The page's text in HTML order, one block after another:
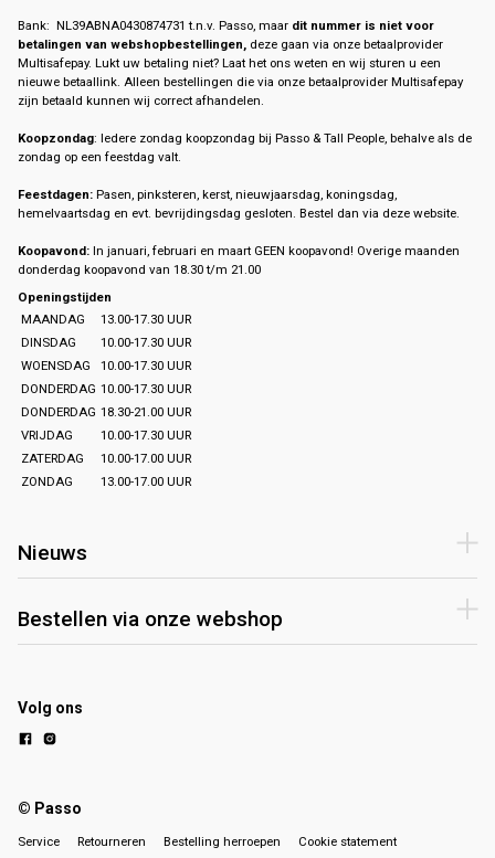
Bank: NL39ABNA0430874731 t.n.v. Passo, maar dit nummer is niet voor
betalingen van webshopbestellingen, deze gaan via onze betaalprovider
Multisafepay. Lukt uw betaling niet? Laat het ons weten en wij sturen u een
nieuwe betaallink. Alleen bestellingen die via onze betaalprovider Multisafepay
zijn betaald kunnen wij correct afhandelen.
Koopzondag: Iedere zondag koopzondag bij Passo & Tall People, behalve als de
zondag op een feestdag valt.
Feestdagen: Pasen, pinksteren, kerst, nieuwjaarsdag, koningsdag,
hemelvaartsdag en evt. bevrijdingsdag gesloten. Bestel dan via deze website.
Koopavond: In januari, februari en maart GEEN koopavond! Overige maanden
donderdag koopavond van 18.30 t/m 21.00
Openingstijden
MAANDAG
13.00-17.30 UUR
DINSDAG
10.00-17.30 UUR
WOENSDAG
10.00-17.30 UUR
DONDERDAG 10.00-17.30 UUR
DONDERDAG 18.30-21.00 UUR
VRIJDAG
10.00-17.30 UUR
ZATERDAG
10.00-17.00 UUR
ZONDAG
13.00-17.00 UUR
Nieuws
Bestellen via onze webshop
Volg ons
© Passo
Service Retourneren Bestelling herroepen Cookie statement